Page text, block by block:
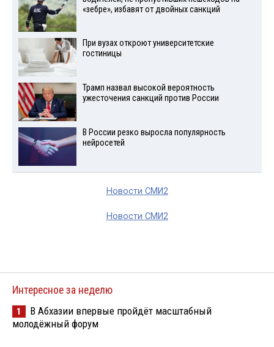
«зебре», избавят от двойных санкций
При вузах откроют университетские
гостиницы
Трамп назвал высокой вероятность
ужесточения санкций против России
В России резко выросла популярность
нейросетей
Новости СМИ2
Новости СМИ2
Интересное за неделю
1
В Абхазии впервые пройдёт масштабный
молодёжный форум